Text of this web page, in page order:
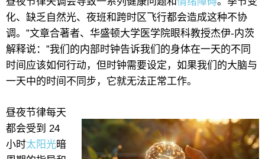
化、缺乏自然光、夜班和跨时区飞行都会造成这种不协
调。”文章合著者、华盛顿大学医学院眼科教授杰伊-内茨
解释说：”我们的内部时钟告诉我们的身体在一天的不同
时间应该如何行动，但时钟需要设定，如果我们的大脑与
一天中的时间不同步，它就无法正常工作。
昼夜节律每天
都会受到 24
小时太阳光暗